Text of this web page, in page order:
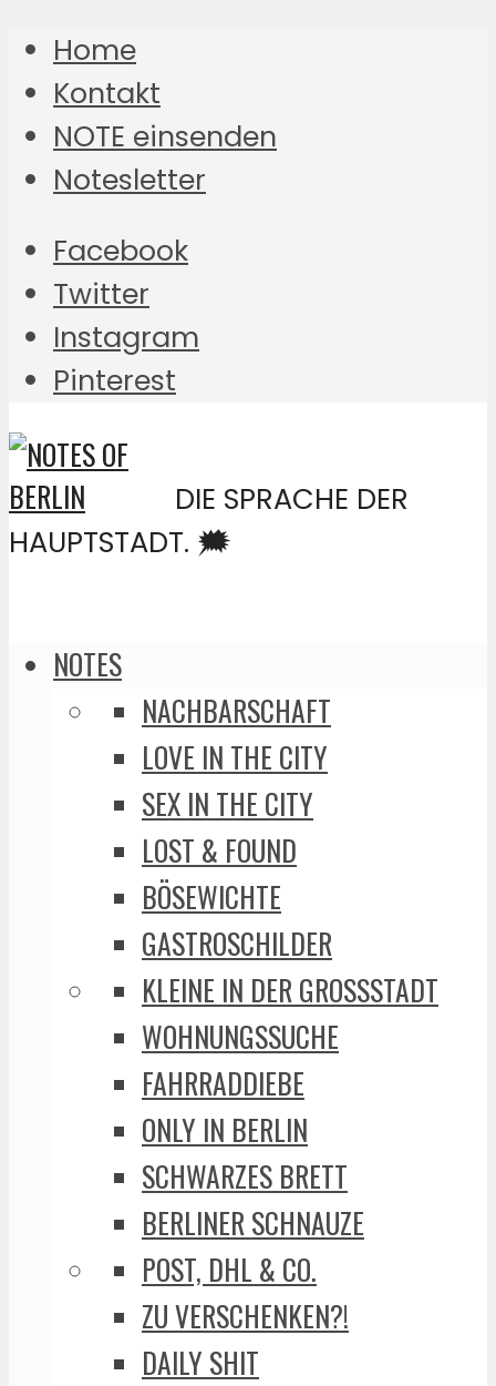
Home
Kontakt
NOTE einsenden
Notesletter
Facebook
Twitter
Instagram
Pinterest
DIE SPRACHE DER
HAUPTSTADT. 🗯️
NOTES
NACHBARSCHAFT
LOVE IN THE CITY
SEX IN THE CITY
LOST & FOUND
BÖSEWICHTE
GASTROSCHILDER
KLEINE IN DER GROSSSTADT
WOHNUNGSSUCHE
FAHRRADDIEBE
ONLY IN BERLIN
SCHWARZES BRETT
BERLINER SCHNAUZE
POST, DHL & CO.
ZU VERSCHENKEN?!
DAILY SHIT